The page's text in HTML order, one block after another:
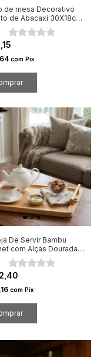
de mesa Decorativo
de Abacaxi 30X18cm
com Pix
De Servir Bambu
com Alças Dourada
com Pix